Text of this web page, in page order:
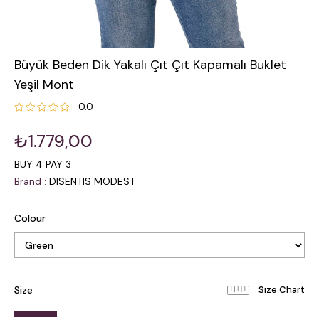
Büyük Beden Dik Yakalı Çıt Çıt Kapamalı Buklet
Yeşil Mont
0.0
₺1.779,00
BUY 4 PAY 3
Brand : DISENTIS MODEST
Colour
Size